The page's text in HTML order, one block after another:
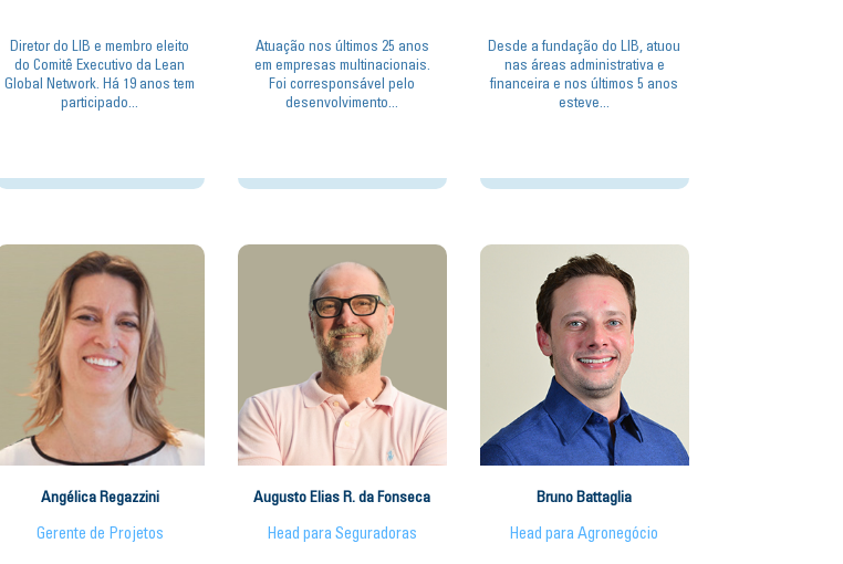
Diretor do LIB e membro eleito
do Comitê Executivo da Lean
Global Network. Há 19 anos tem
participado...
Atuação nos últimos 25 anos
em empresas multinacionais.
Foi corresponsável pelo
desenvolvimento...
Desde a fundação do LIB, atuou
nas áreas administrativa e
financeira e nos últimos 5 anos
esteve...
Angélica Regazzini
Gerente de Projetos
Augusto Elias R. da Fonseca
Head para Seguradoras
Bruno Battaglia
Head para Agronegócio